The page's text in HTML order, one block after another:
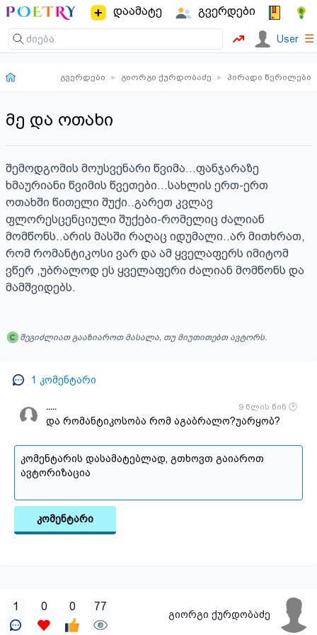
დაამატე გვერდები
User ☰
გვერდები ▸ გიორგი ქურდობაძე ▸ პირადი წერილები
მე და ოთახი
შემოდგომის მოუსვენარი წვიმა...ფანჯარაზე
ხმაურიანი წვიმის წვეთები...სახლის ერთ-ერთ
ოთახში წითელი შუქი..გარეთ კვლავ
ფლორესცენციული შუქები-რომელიც ძალიან
მომწონს..არის მასში რაღაც იდუმალი..არ მითხრათ,
რომ რომანტიკოსი ვარ და ამ ყველაფერს იმიტომ
ვწერ ,უბრალოდ ეს ყველაფერი ძალიან მომწონს და
მამშვიდებს.
შეგიძლიათ გააზიაროთ მასალა, თუ მიუთითებთ ავტორს.
1 კომენტარი
..... 9 წლის წინ
და რომანტიკოსობა რომ აგაბრალო?უარყობ?
კომენტარი
1 0 0 77
გიორგი ქურდობაძე